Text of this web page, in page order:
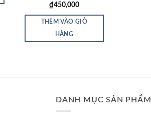
₫450,000
THÊM VÀO GIỎ
HÀNG
DANH MỤC SẢN PHẨM